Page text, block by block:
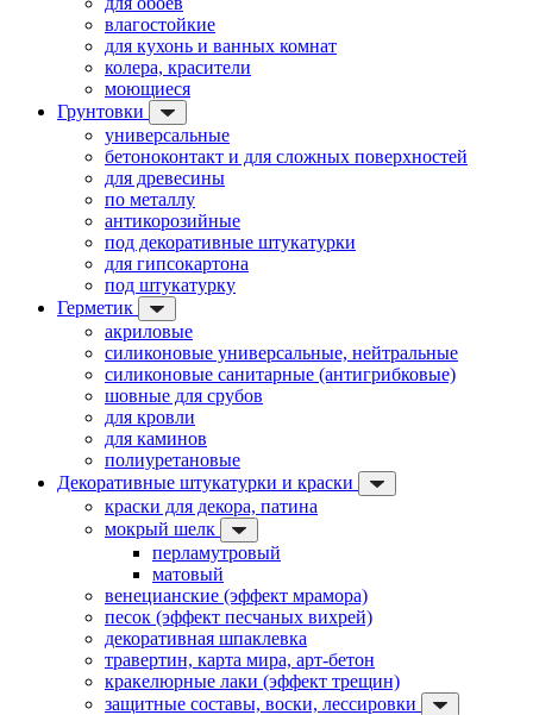
влагостойкие
для кухонь и ванных комнат
колера, красители
моющиеся
Грунтовки
универсальные
бетоноконтакт и для сложных поверхностей
для древесины
по металлу
антикорозийные
под декоративные штукатурки
для гипсокартона
под штукатурку
Герметик
акриловые
силиконовые универсальные, нейтральные
силиконовые санитарные (антигрибковые)
шовные для срубов
для кровли
для каминов
полиуретановые
Декоративные штукатурки и краски
краски для декора, патина
мокрый шелк
перламутровый
матовый
венецианские (эффект мрамора)
песок (эффект песчаных вихрей)
декоративная шпаклевка
травертин, карта мира, арт-бетон
кракелюрные лаки (эффект трещин)
защитные составы, воски, лессировки